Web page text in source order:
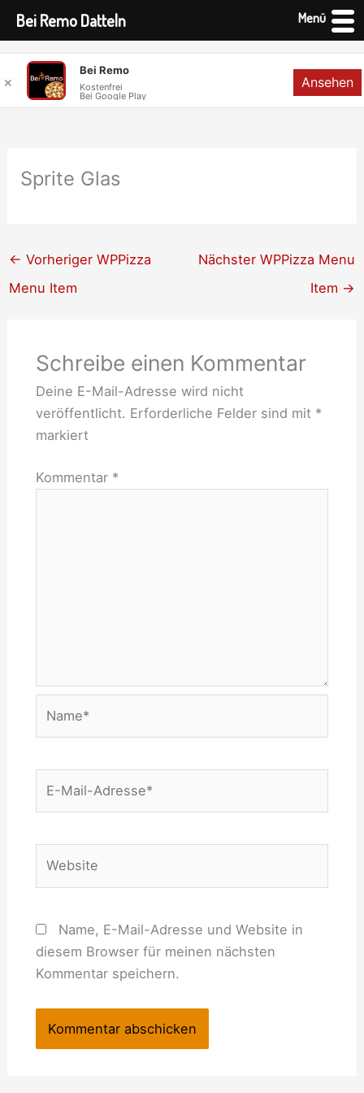
Inhalt
springen
Sprite Glas
← Vorheriger WPPizza
Menu Item
Nächster WPPizza Menu
Item →
Schreibe einen Kommentar
Deine E-Mail-Adresse wird nicht
veröffentlicht. Erforderliche Felder sind mit *
markiert
Kommentar *
Mail-
Name, E-Mail-Adresse und Website in
diesem Browser für meinen nächsten
Kommentar speichern.
Bei Remo Datteln Menü
✕
Bei Remo
Kostenfrei
Bei Google Play
Ansehen